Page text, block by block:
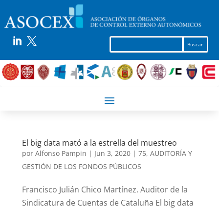
 
El big data mató a la estrella del muestreo
por Alfonso Pampin | Jun 3, 2020| 75, AUDITORÍA Y
GESTIÓN DE LOS FONDOS PÚBLICOS
Francisco Julián Chico Martínez. Auditor de la
Sindicatura de Cuentas de Cataluña El big data